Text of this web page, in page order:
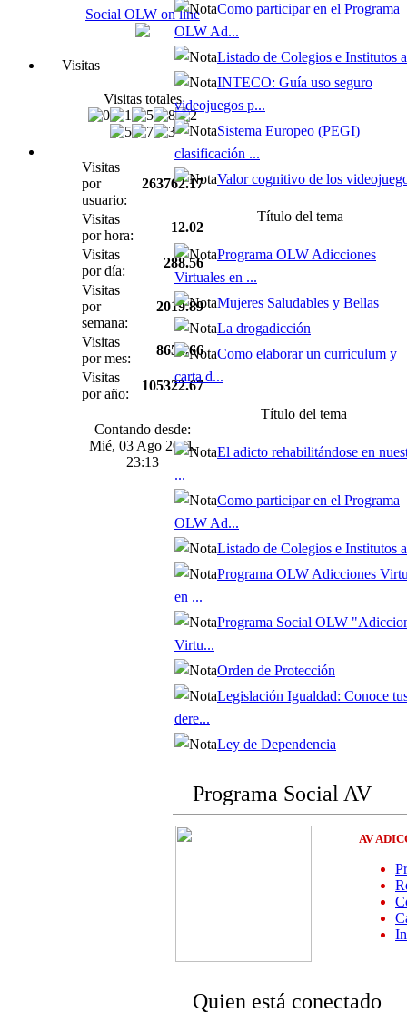
Social OLW on line
Visitas
Visitas totales
Visitas
por
usuario:
263762.17
Visitas
por hora:
12.02
Visitas
por día:
288.56
Visitas
por
semana:
2019.89
Visitas
por mes:
8656.66
Visitas
por año:
105322.67
Contando desde:
Mié, 03 Ago 2011,
23:13
Como participar en el Programa
OLW Ad...
Listado de Colegios e Institutos
INTECO: Guía uso seguro
videojuegos p...
Sistema Europeo (PEGI)
clasificación ...
Valor cognitivo de los
Título del tema
Programa OLW Adicciones
Virtuales en ...
Mujeres Saludables y Bellas
La drogadicción
Como elaborar un curriculum y
carta d...
Título del tema
El adicto rehabilitándose en
...
Como participar en el Programa
OLW Ad...
Listado de Colegios e Institutos
Programa OLW Adicciones
en ...
Programa Social OLW
Virtu...
Orden de Protección
Legislación Igualdad: Conoce
dere...
Ley de Dependencia
Programa Social AV
AV
Quien está conectado